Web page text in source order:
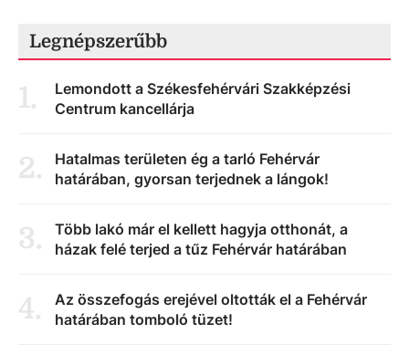
Legnépszerűbb
1.
Lemondott a Székesfehérvári Szakképzési
Centrum kancellárja
2.
Hatalmas területen ég a tarló Fehérvár
határában, gyorsan terjednek a lángok!
3.
Több lakó már el kellett hagyja otthonát, a
házak felé terjed a tűz Fehérvár határában
4.
Az összefogás erejével oltották el a Fehérvár
határában tomboló tüzet!